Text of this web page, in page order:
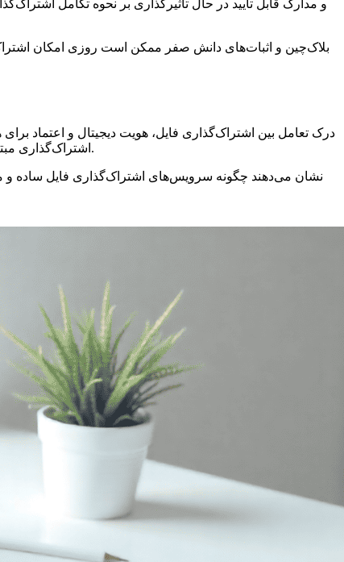
بلاک‌چین و اثبات‌های دانش صفر ممکن است روزی امکان
درک تعامل بین اشتراک‌گذاری فایل، هویت دیجیتال و اعتماد
اشتراک‌گذاری مبتنی بر هویت برای مسئولیت‌پذیری، کاربران باید زمینه، حساسیت داده‌ها و مدل اعتمادی را که بهترین پاسخگو به نیازهایشان است در نظر بگیرند.